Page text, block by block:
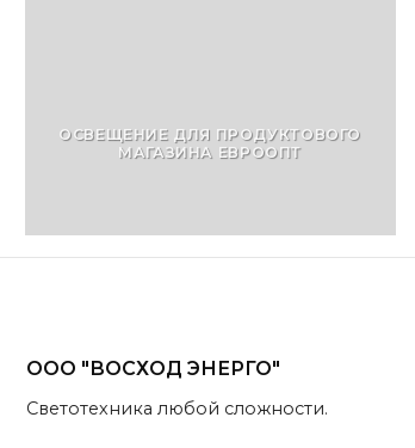
ОСВЕЩЕНИЕ ДЛЯ ПРОДУКТОВОГО
МАГАЗИНА ЕВРООПТ
ООО "ВОСХОД ЭНЕРГО"
Светотехника любой сложности.